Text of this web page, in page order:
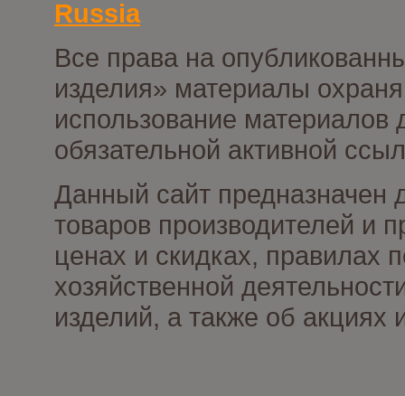
Russia
Все права на
изделия» материалы
использование материалов
обязательной активной
Данный сайт предназначен
товаров производителей и
ценах и скидках, правилах
хозяйственной
изделий, а также об